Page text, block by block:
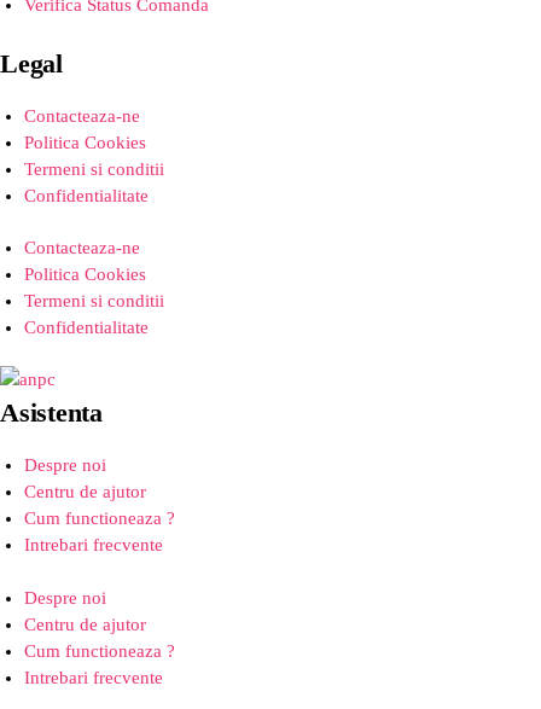
Verifica Status Comanda
Legal
Contacteaza-ne
Politica Cookies
Termeni si conditii
Confidentialitate
Contacteaza-ne
Politica Cookies
Termeni si conditii
Confidentialitate
Asistenta
Despre noi
Centru de ajutor
Cum functioneaza ?
Intrebari frecvente
Despre noi
Centru de ajutor
Cum functioneaza ?
Intrebari frecvente